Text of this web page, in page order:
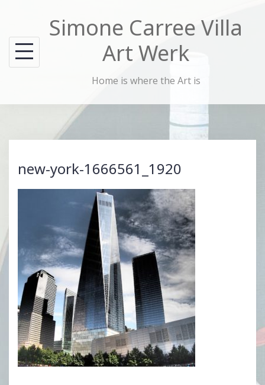
content
Simone Carree Villa
Art Werk
Home is where the Art is
new-york-1666561_1920